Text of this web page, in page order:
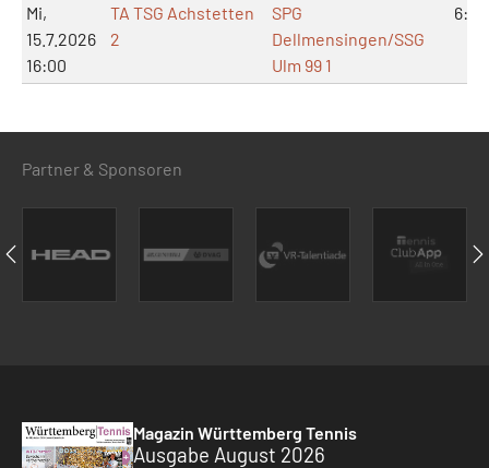
Mi,
15.7.2026
16:00
TA TSG Achstetten
2
SPG
Dellmensingen/SSG
Ulm 99 1
6:0
Partner & Sponsoren
Magazin Württemberg Tennis
Ausgabe August 2026